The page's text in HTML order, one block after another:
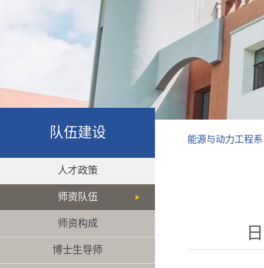
队伍建设
人才政策
师资队伍
师资构成
博士生导师
能源与动力工程系